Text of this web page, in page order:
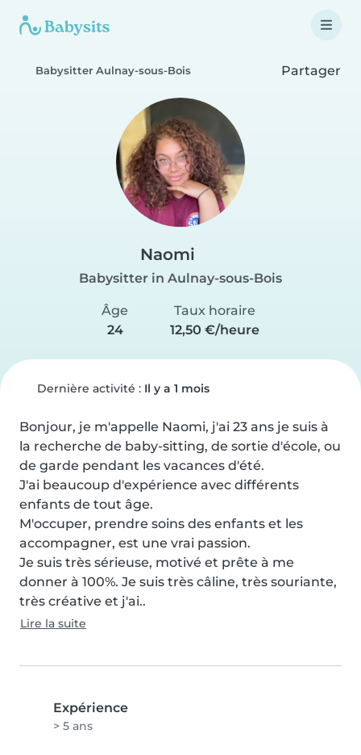
Babysitter Aulnay-sous-Bois Partager
Naomi
Babysitter in Aulnay-sous-Bois
Âge
24
Taux horaire
12,50 €/heure
Dernière activité : Il y a 1 mois
Bonjour, je m'appelle Naomi, j'ai 23 ans je suis à
la recherche de baby-sitting, de sortie d'école, ou
de garde pendant les vacances d'été.
J'ai beaucoup d'expérience avec différents
enfants de tout âge.
M'occuper, prendre soins des enfants et les
accompagner, est une vrai passion.
Je suis très sérieuse, motivé et prête à me
donner à 100%. Je suis très câline, très souriante,
très créative et j'ai..
Lire la suite
Expérience
> 5 ans